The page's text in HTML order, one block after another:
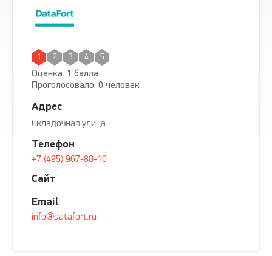
1 2 3 4 5
Оценка: 1 балла
Проголосовало: 0 человек
Адрес
Складочная улица
Телефон
+7 (495) 967-80-10
Сайт
Email
info@datafort.ru